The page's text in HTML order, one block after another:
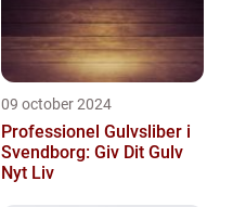
09 october 2024
Professionel Gulvsliber i
Svendborg: Giv Dit Gulv
Nyt Liv